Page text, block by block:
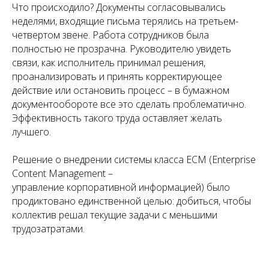
Что происходило? Документы согласовывались
неделями, входящие письма терялись на третьем-
четвертом звене. Работа сотрудников была
полностью не прозрачна. Руководителю увидеть
связи, как исполнитель принимал решения,
проанализировать и принять корректирующее
действие или остановить процесс – в бумажном
документообороте все это сделать проблематично.
Эффективность такого труда оставляет желать
лучшего.
Решение о внедрении системы класса ECM (Enterprise
Content Management –
управление корпоративной информацией) было
продиктовано единственной целью: добиться, чтобы
коллектив решал текущие задачи с меньшими
трудозатратами.